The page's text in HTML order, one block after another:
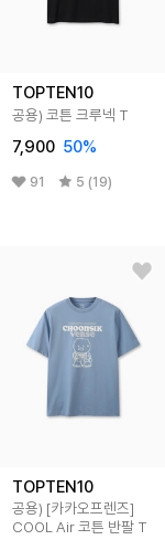
TOPTEN10
공용) 코튼 크루넥 T
7,900 50%
91 5 (19)
TOPTEN10
공용) [카카오프렌즈]
COOL Air 코튼 반팔 T